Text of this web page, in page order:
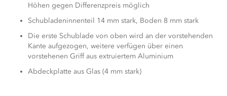
Höhen gegen Differenzpreis möglich
Schubladeninnenteil 14 mm stark, Boden 8 mm stark
Die erste Schublade von oben wird an der vorstehenden
Kante aufgezogen, weitere verfügen über einen
vorstehenen Griff aus extruiertem Aluminium
Abdeckplatte aus Glas (4 mm stark)